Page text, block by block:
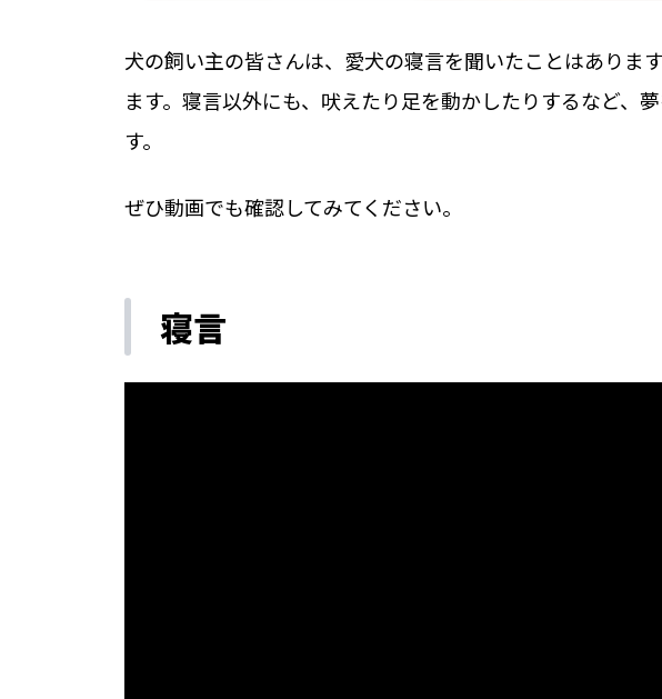
犬の飼い主の皆さんは、愛犬の寝言を聞いたことはありま
ます。寝言以外にも、吠えたり足を動かしたりするなど、
す。
ぜひ動画でも確認してみてください。
寝言